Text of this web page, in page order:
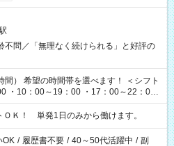
不問／「無理なく続けられる」と好評の
＜シフト
・10：00～19：00 ・17：00～22：00
：00～翌6：00 など
ＯＫ！ 単発1日のみから働けます。
OK / 履歴書不要 / 40～50代活躍中 / 副